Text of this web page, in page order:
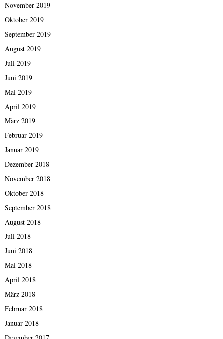
November 2019
Oktober 2019
September 2019
August 2019
Juli 2019
Juni 2019
Mai 2019
April 2019
März 2019
Februar 2019
Januar 2019
Dezember 2018
November 2018
Oktober 2018
September 2018
August 2018
Juli 2018
Juni 2018
Mai 2018
April 2018
März 2018
Februar 2018
Januar 2018